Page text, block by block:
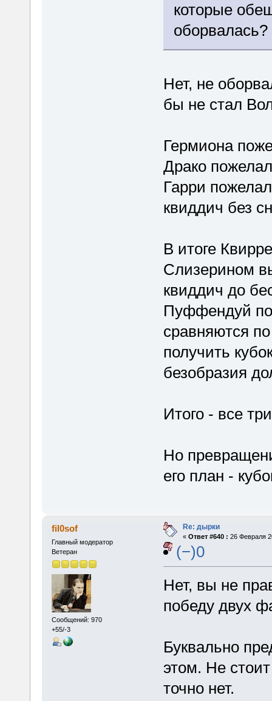
которые
Нет, не
бы не стал
Гермиона
Драко
Гарри
квиддич без
В итоге
Слизерином
квиддич до
Пуффендуй по
сравняются
получить
безобразия
Итого - все
Но
его план -
fil0sof
Главный модератор
Ветеран
Сообщений: 970
+55/-3
Re: дырки
« Ответ #640 : 26 Февраля
(−)0
Нет, вы не
победу двух
Буквально
этом. Не
точно нет.